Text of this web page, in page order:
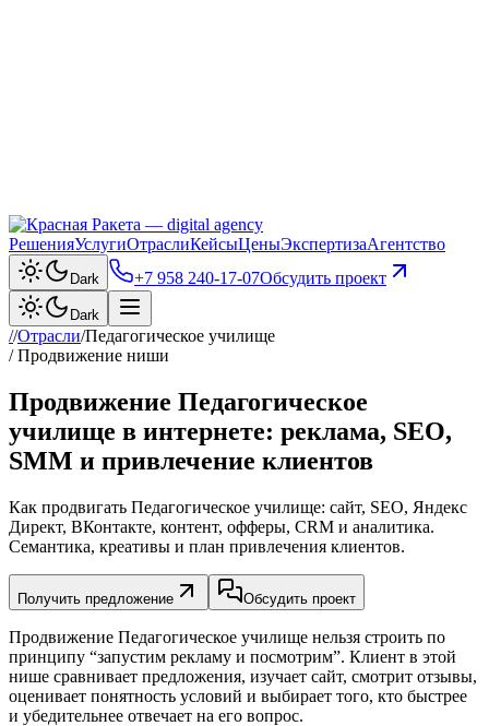
РешенияУслугиОтраслиКейсыЦеныЭкспертизаАгентство
Dark +7 958 240‑17‑07Обсудить проект
Dark
//Отрасли/Педагогическое училище
/ Продвижение ниши
Продвижение Педагогическое
училище в интернете: реклама, SEO,
SMM и привлечение клиентов
Как продвигать Педагогическое училище: сайт, SEO, Яндекс
Директ, ВКонтакте, контент, офферы, CRM и аналитика.
Семантика, креативы и план привлечения клиентов.
Получить предложение Обсудить проект
Продвижение Педагогическое училище нельзя строить по
принципу “запустим рекламу и посмотрим”. Клиент в этой
нише сравнивает предложения, изучает сайт, смотрит отзывы,
оценивает понятность условий и выбирает того, кто быстрее
и убедительнее отвечает на его вопрос.